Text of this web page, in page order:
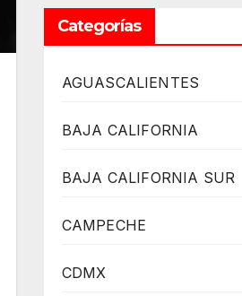
Categorías
AGUASCALIENTES
BAJA CALIFORNIA
BAJA CALIFORNIA SUR
CAMPECHE
CDMX